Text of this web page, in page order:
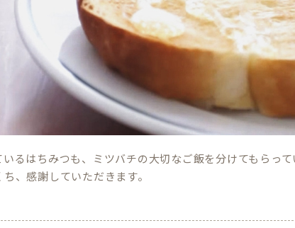
いるはちみつも、ミツバチの大切なご飯を分けてもらっ
、感謝していただきます。